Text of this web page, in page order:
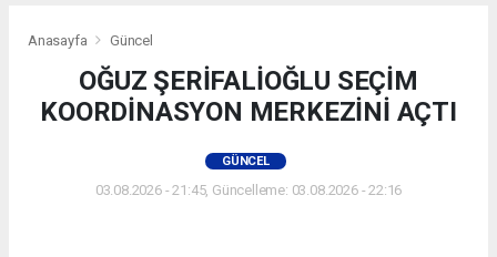
Anasayfa Güncel
OĞUZ ŞERİFALİOĞLU SEÇİM
KOORDİNASYON MERKEZİNİ AÇTI
GÜNCEL
03.08.2026 - 21:45, Güncelleme: 03.08.2026 - 22:16